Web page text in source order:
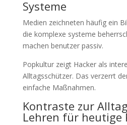
Systeme
Medien zeichneten häufig ein
die komplexe systeme
machen benutzer passiv.
Popkultur zeigt Hacker als
Alltagsschützer. Das verzerrt
einfache Maßnahmen.
Kontraste zur
Lehren für heutige